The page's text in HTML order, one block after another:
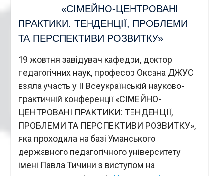
«СІМЕЙНО-ЦЕНТРОВАНІ
ПРАКТИКИ: ТЕНДЕНЦІЇ, ПРОБЛЕМИ
ТА ПЕРСПЕКТИВИ РОЗВИТКУ»
19 жовтня завідувач кафедри, доктор
педагогічних наук, професор Оксана ДЖУС
взяла участь у ІІ Всеукраїнській науково-
практичній конференції «СІМЕЙНО-
ЦЕНТРОВАНІ ПРАКТИКИ: ТЕНДЕНЦІЇ,
ПРОБЛЕМИ ТА ПЕРСПЕКТИВИ РОЗВИТКУ»,
яка проходила на базі Уманського
державного педагогічного університету
імені Павла Тичини з виступом на